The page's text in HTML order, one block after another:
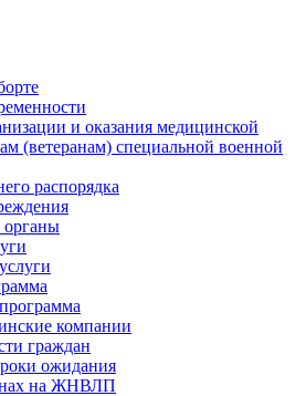
и оказания медицинской
(ветеранам) специальной военной
распорядка
компании
граждан
ожидания
на ЖНВЛП